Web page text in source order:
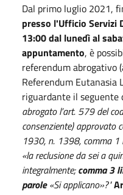
Dal primo luglio 2021,
presso l'Ufficio Servizi
13:00 dal lunedì al
appuntamento, è
referendum abrogativo
Referendum Eutanasia
riguardante il seguente
abrogato l’art. 579 del
consenziente) approvato
1930, n. 1398, comma 1
«la reclusione da sei a
integralmente;comma 3
parole«Si applicano»?"